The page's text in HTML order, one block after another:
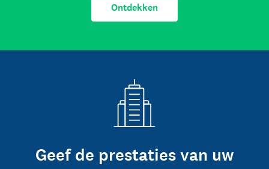
Ontdekken
Geef de prestaties van uw